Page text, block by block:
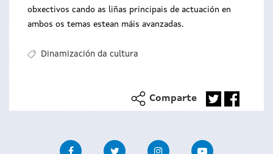
obxectivos cando as liñas principais de actuación en
ambos os temas estean máis avanzadas.
Dinamización da cultura
Comparte
FacebookTwitter InstagramYoutube